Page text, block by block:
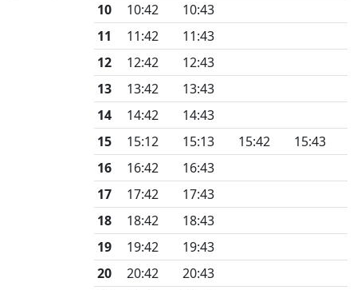
10
10:42
10:43
11
11:42
11:43
12
12:42
12:43
13
13:42
13:43
14
14:42
14:43
15
15:12 15:13 15:42
15:43
16
16:42
16:43
17
17:42
17:43
18
18:42
18:43
19
19:42
19:43
20
20:42
20:43